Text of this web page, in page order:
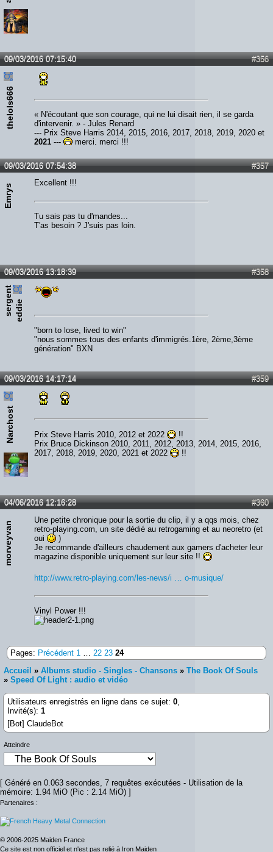
#356
09/03/2016 07:15:40
thelols666
« N'écoutant que son courage, qui ne lui disait rien, il se garda
d'intervenir. » - Jules Renard
--- Prix Steve Harris 2014, 2015, 2016, 2017, 2018, 2019, 2020 et
2021 --- merci, merci !!!
#357
09/03/2016 07:54:38
Emrys
Excellent !!!
Tu sais pas tu d'mandes...
T'as besoin ? J'suis pas loin.
#358
09/03/2016 13:18:39
s
e
rg
e
n
t
e
d
d
ie
"born to lose, lived to win"
"nous sommes tous des enfants d'immigrés.1ère, 2ème,3ème
génération" BXN
#359
09/03/2016 14:17:14
Narchost Prix Steve Harris 2010, 2012 et 2022
!!
Prix Bruce Dickinson 2010, 2011, 2012, 2013, 2014, 2015, 2016,
2017, 2018, 2019, 2020, 2021 et 2022
!!
#360
04/06/2016 12:16:28
morveyvan
Une petite chronique pour la sortie du clip, il y a qqs mois, chez
retro-playing.com, un site dédié au retrogaming et au neoretro (et
oui
)
Je recommande d'ailleurs chaudement aux gamers d'acheter leur
magazine disponible uniquement sur leur site !!
http://www.retro-playing.com/les-news/i … o-musique/
Vinyl Power !!!
Pages: Précédent 1 22 23 24
Accueil » Albums studio - Singles - Chansons » The Book Of Souls
» Speed Of Light : audio et vidéo
Utilisateurs enregistrés en ligne dans ce sujet: 0
Invité(s): 1
[Bot] ClaudeBot
Atteindre
[ Généré en 0.063 secondes, 7 requêtes exécutées - Utilisation de la
mémoire: 1.94 MiO (Pic : 2.14 MiO) ]
Partenaires :
© 2006-2025 Maiden France
Ce site est non officiel et n'est pas relié à Iron Maiden